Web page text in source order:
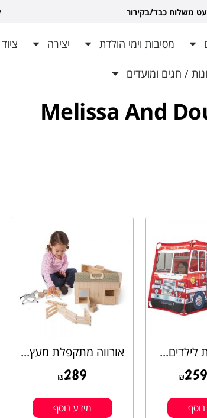
משלוח כבד/בקירור לכל
מסיבות וימי הולדת יצירה
/ חגים ומועדים
לילדים...
₪259
אורווה מתקפלת מעץ...
₪289
מידע נוסף